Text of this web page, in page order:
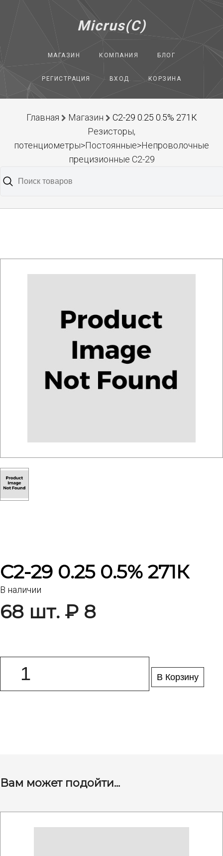
Micrus(C)
МАГАЗИН КОМПАНИЯ БЛОГ
РЕГИСТРАЦИЯ ВХОД КОРЗИНА
Главная Магазин
С2-29 0.25 0.5% 271К
Резисторы,
потенциометры>Постоянные>Непроволочные
прецизионные С2-29
С2-29 0.25 0.5% 271К
В наличии
68 шт. ₽ 8
В Корзину
Вам может подойти...